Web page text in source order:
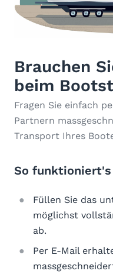
Brauchen
beim
Fragen Sie einfach
Partnern
Transport Ihres
So funktioniert's
Füllen Sie das
möglichst
ab.
Per E-Mail